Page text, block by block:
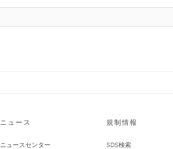
ニュース
ニュースセンター
規制情報
SDS検索